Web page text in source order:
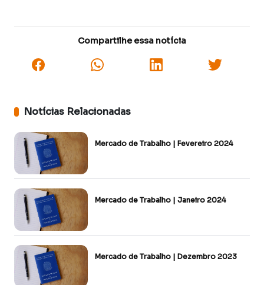
Compartilhe essa notícia
Notícias Relacionadas
Mercado de Trabalho | Fevereiro 2024
Mercado de Trabalho | Janeiro 2024
Mercado de Trabalho | Dezembro 2023